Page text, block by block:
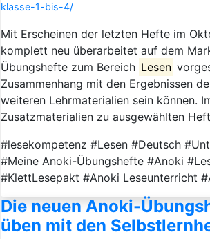
klasse-1-bis-4/
Mit Erscheinen der letzten Hefte im
komplett neu überarbeitet auf dem
Übungshefte zum Bereich Lesen
Zusammenhang mit den Ergebnissen
weiteren Lehrmaterialien sein können.
Zusatzmaterialien zu ausgewählten
#lesekompetenz #Lesen #Deutsch
#Meine Anoki-Übungshefte #Anoki
#KlettLesepakt #Anoki Leseunterricht
Die neuen Anoki-
üben mit den